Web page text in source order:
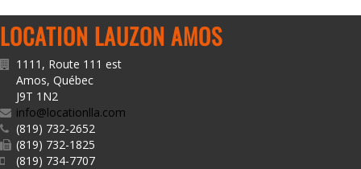
LOCATION LAUZON AMOS
1111, Route 111 est
Amos, Québec
J9T 1N2
info@locationlla.com
(819) 732-2652
(819) 732-1825
(819) 734-7707